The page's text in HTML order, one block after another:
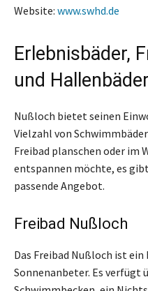
Website: www.swhd.de
Erlebnisbäder,
und
Nußloch bietet seinen
Vielzahl von
Freibad planschen oder im
entspannen möchte, es
passende Angebot.
Freibad Nußloch
Das Freibad Nußloch ist
Sonnenanbeter. Es verfügt